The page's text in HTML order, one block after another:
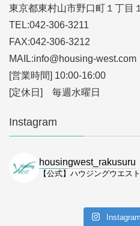
東京都東村山市野口町１丁目
TEL:042-306-3211
FAX:042-306-3212
MAIL:info@housing-west.com
[営業時間] 10:00-16:00
[定休日] 毎週水曜日
Instagram
housingwest_rakusuru
【公式】ハウジングウエス